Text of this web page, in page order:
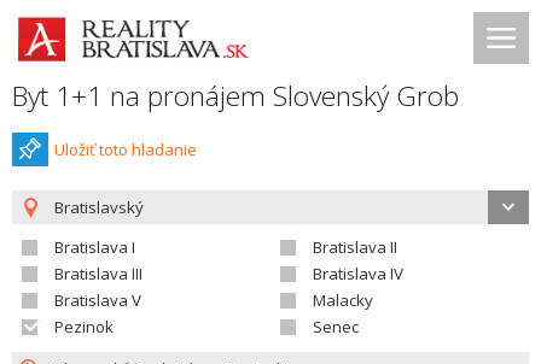
Byt 1+1 na pronájem Slovenský Grob
Uložiť toto hladanie
Bratislavský
Bratislava I
Bratislava II
Bratislava III
Bratislava IV
Bratislava V
Malacky
Pezinok
Senec